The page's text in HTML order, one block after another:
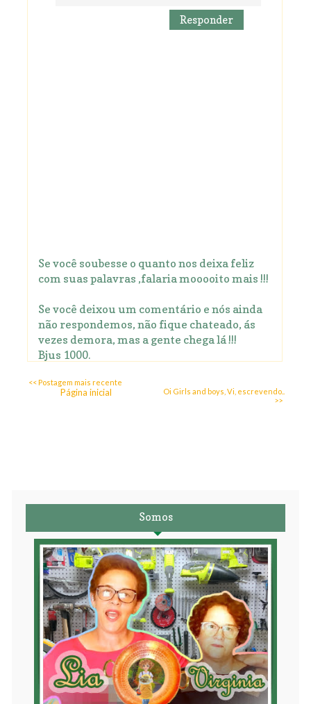
Responder
Se você soubesse o quanto nos deixa feliz
com suas palavras ,falaria mooooito mais !!!
Se você deixou um comentário e nós ainda
não respondemos, não fique chateado, ás
vezes demora, mas a gente chega lá !!!
Bjus 1000.
<< Postagem mais recente
Oi Girls and boys, Vi, escrevendo..
>>
Página inicial
Somos